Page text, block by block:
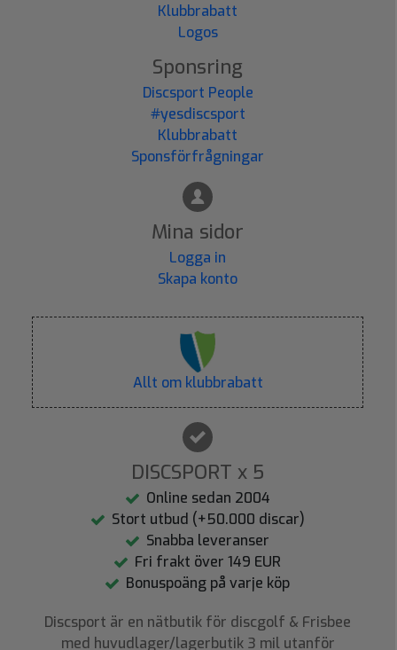
Klubbrabatt
Logos
Sponsring
Discsport People
#yesdiscsport
Klubbrabatt
Sponsförfrågningar
Mina sidor
Logga in
Skapa konto
Allt om klubbrabatt
DISCSPORT x 5
Online sedan 2004
Stort utbud (+50.000 discar)
Snabba leveranser
Fri frakt över 149 EUR
Bonuspoäng på varje köp
Discsport är en nätbutik för discgolf & Frisbee
med huvudlager/lagerbutik 3 mil utanför